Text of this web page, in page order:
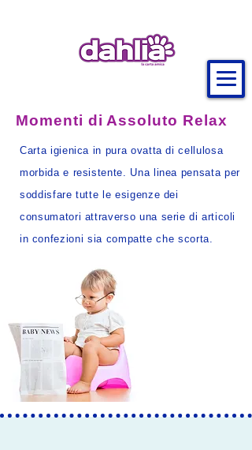
Momenti di Assoluto Relax
Carta igienica in pura ovatta di cellulosa
morbida e resistente. Una linea pensata per
soddisfare tutte le esigenze dei
consumatori attraverso una serie di articoli
in confezioni sia compatte che scorta.